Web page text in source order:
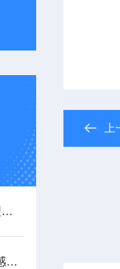
一体式振动传感器的工作原理是什么？
如何提高LVDT油动机位移传感器的精度？